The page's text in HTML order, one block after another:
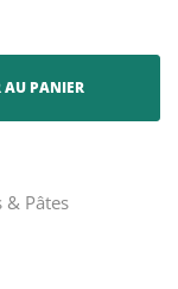
AU PANIER
& Pâtes